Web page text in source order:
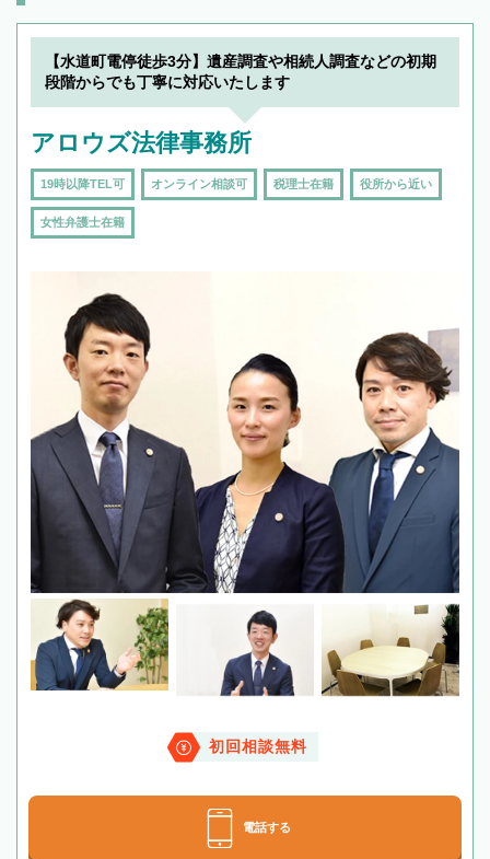
【水道町電停徒歩3分】遺産調査や相続人調査などの初期
段階からでも丁寧に対応いたします
アロウズ法律事務所
19時以降TEL可 オンライン相談可 税理士在籍 役所から近い
女性弁護士在籍
初回相談無料
電話する